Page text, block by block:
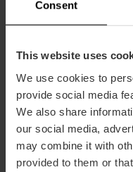
Consent
This website uses
We use cookies to
provide social media
We also share
our social media,
may combine it with
provided to them or
L'IBER,
5
Durata: 1h -
Da martedì